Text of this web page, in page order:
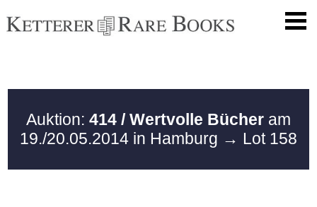
Auktion: 414 / Wertvolle Bücher am
19./20.05.2014 in Hamburg → Lot 158